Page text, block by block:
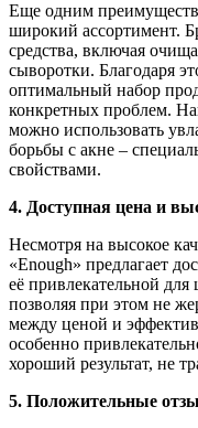
Еще одним
широкий ассортимент.
средства, включая
сыворотки. Благодаря
оптимальный набор
конкретных проблем.
можно использовать
борьбы с акне –
свойствами.
4. Доступная цена и
Несмотря на высокое
«Enough» предлагает
её привлекательной для
позволяя при этом не
между ценой и
особенно
хороший результат, не
5. Положительные